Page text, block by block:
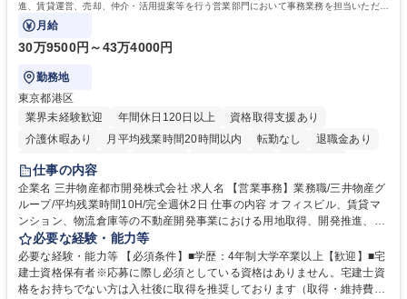
進、賃貸運営、売却、仲介・活用提案等を行う営業部門において事務業務を担当いただき
ます。
月給
30万9500円～43万4000円
勤務地
東京都港区
業界未経験歓迎
年間休日120日以上
資格取得支援あり
介護休暇あり
月平均残業時間20時間以内 転勤なし
退職金あり
在宅OK
賞与あり
駅近5分以内
土日祝休み 寮・社宅あり
仕事の内容
企業名 三井物産都市開発株式会社 求人名 【営業事務】業務職/三井物産グ
ループ/平均残業時間10H/完全週休2日 仕事の内容 オフィスビル、賃貸マ
ンション、物流倉庫等の不動産開発事業における用地取得、開発推進、賃
貸運営、売却、仲介・活用提案等を行う営業部門において事務業務を担当
いただきます。 【詳細】・契約書管理、契約書製本、捺印対応、ファイリ
ング、登記簿取得、調書取得・支払業務（各種費用支払、支払管理、請
求・支払データ登録、取引先マスター申請対応）・予算作成及び予実管
必要な経験・能力等
必要な経験・能力等 【必須条件】■学歴：4年制大学卒業以上【歓迎】■宅
建士資格保有者※応募に際し必須としている資格はありません。宅建士資
格をお持ちでない方は入社後に取得を推奨しております（取得・維持費用